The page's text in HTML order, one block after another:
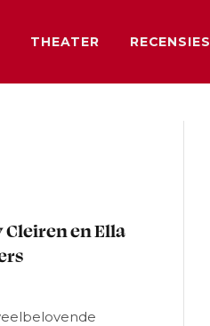
THEATER RECENSIES
Cleiren en Ella